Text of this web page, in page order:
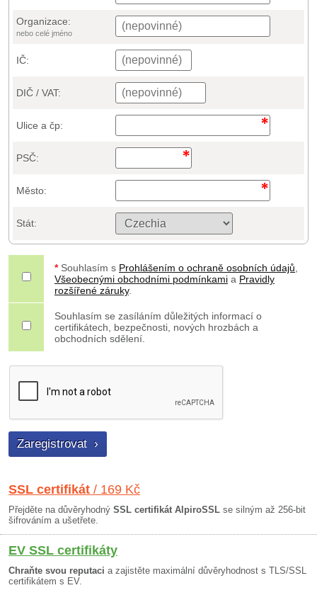
Organizace:
nebo celé jméno
IČ:
DIČ / VAT:
Ulice a čp:
PSČ:
Město:
Stát:
* Souhlasím s Prohlášením o ochraně osobních údajů
Všeobecnými obchodními podmínkami a Pravidly
rozšířené záruky.
Souhlasím se zasíláním důležitých informací o
certifikátech, bezpečnosti, nových hrozbách a
obchodních sdělení.
SSL certifikát / 169 Kč
Přejděte na důvěryhodný SSL certifikát AlpiroSSL se silným až 256-bit
šifrováním a ušetřete.
EV SSL certifikáty
Chraňte svou reputaci a zajistěte maximální důvěryhodnost s TLS/SSL
certifikátem s EV.